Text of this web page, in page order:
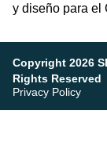
y diseño para el
Copyright 2026
Rights Reserved
Privacy Policy